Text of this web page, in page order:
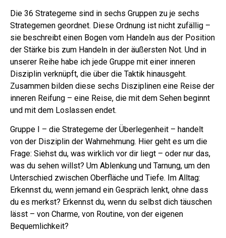
Die 36 Strategeme sind in sechs Gruppen zu je sechs
Strategemen geordnet. Diese Ordnung ist nicht zufällig –
sie beschreibt einen Bogen vom Handeln aus der Position
der Stärke bis zum Handeln in der äußersten Not. Und in
unserer Reihe habe ich jede Gruppe mit einer inneren
Disziplin verknüpft, die über die Taktik hinausgeht.
Zusammen bilden diese sechs Disziplinen eine Reise der
inneren Reifung – eine Reise, die mit dem Sehen beginnt
und mit dem Loslassen endet.
Gruppe I – die Strategeme der Überlegenheit – handelt
von der Disziplin der Wahrnehmung. Hier geht es um die
Frage: Siehst du, was wirklich vor dir liegt – oder nur das,
was du sehen willst? Um Ablenkung und Tarnung, um den
Unterschied zwischen Oberfläche und Tiefe. Im Alltag:
Erkennst du, wenn jemand ein Gespräch lenkt, ohne dass
du es merkst? Erkennst du, wenn du selbst dich täuschen
lässt – von Charme, von Routine, von der eigenen
Bequemlichkeit?